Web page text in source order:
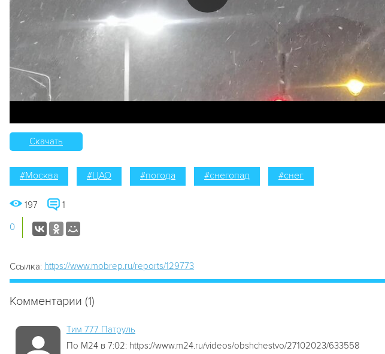
Скачать
#Москва #ЦАО #погода #снегопад #снег
197 1
0
Ссылка: https://www.mobrep.ru/reports/129773
Комментарии (1)
Tим 777 Патруль
По М24 в 7:02: https://www.m24.ru/videos/obshchestvo/27102023/633558